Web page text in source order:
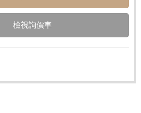
檢視詢價車